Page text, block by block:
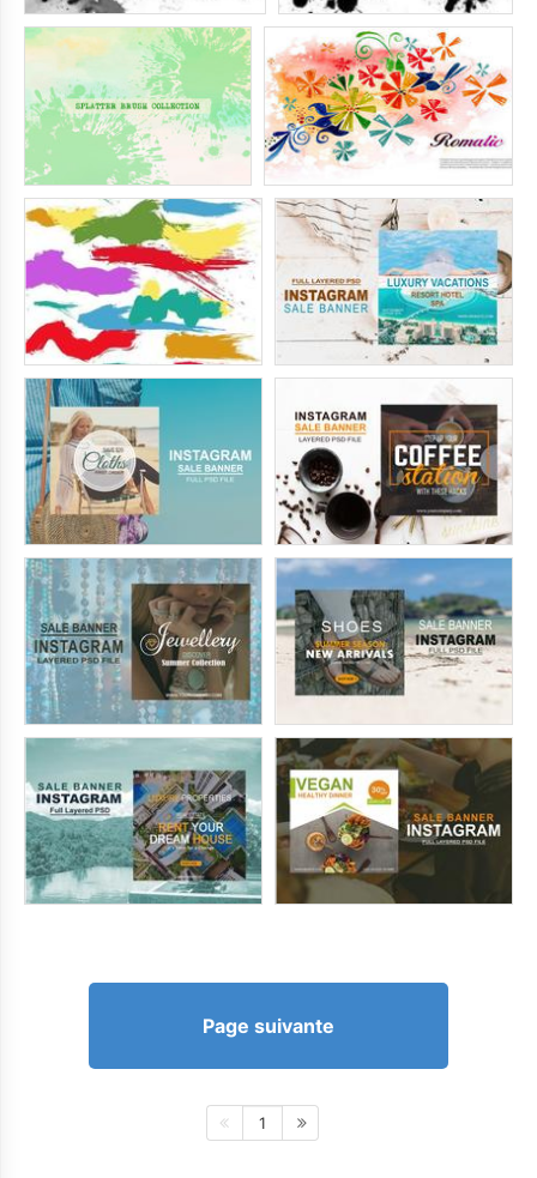
Page suivante
1